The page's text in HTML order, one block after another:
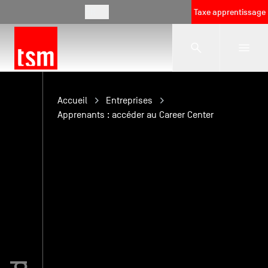
Taxe apprentissage
L'écoleAccueil
Entreprises
Apprenants : accéder au Career Center